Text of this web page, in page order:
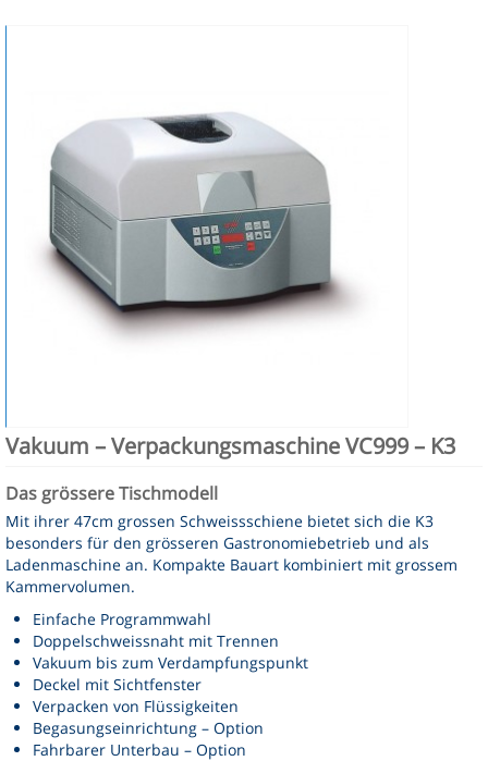
Kontakt
Vakuum – Verpackungsmaschine VC999 – K3
Das grössere Tischmodell
Mit ihrer 47cm grossen Schweissschiene bietet sich die K3
besonders für den grösseren Gastronomiebetrieb und als
Ladenmaschine an. Kompakte Bauart kombiniert mit grossem
Kammervolumen.
Einfache Programmwahl
Doppelschweissnaht mit Trennen
Vakuum bis zum Verdampfungspunkt
Deckel mit Sichtfenster
Verpacken von Flüssigkeiten
Begasungseinrichtung – Option
Fahrbarer Unterbau – Option